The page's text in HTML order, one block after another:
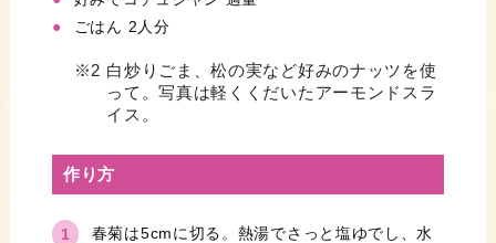
ごはん 2人分
※2 白炒りごま、松の実など好みのナッツを使
って。写真は軽くくだいたアーモンドスラ
イス。
作り方
春菊は5cmに切る。熱湯でさっと塩ゆでし、水